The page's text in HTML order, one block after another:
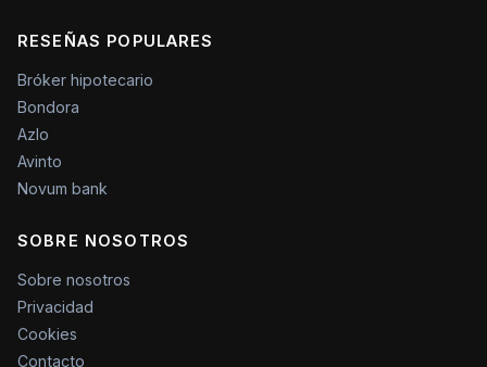
RESEÑAS POPULARES
Bróker hipotecario
Bondora
Azlo
Avinto
Novum bank
SOBRE NOSOTROS
Sobre nosotros
Privacidad
Cookies
Contacto